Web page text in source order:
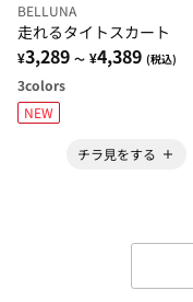
BELLUNA
走れるタイトスカート
¥3,289 ～ ¥4,389 (税込)
3colors
NEW
チラ見をする